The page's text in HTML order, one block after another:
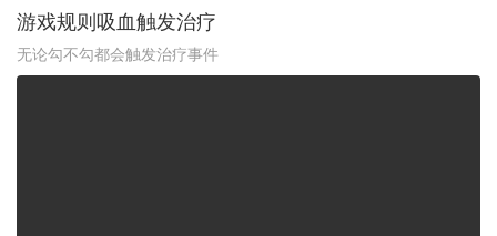
游戏规则吸血触发治疗
无论勾不勾都会触发治疗事件